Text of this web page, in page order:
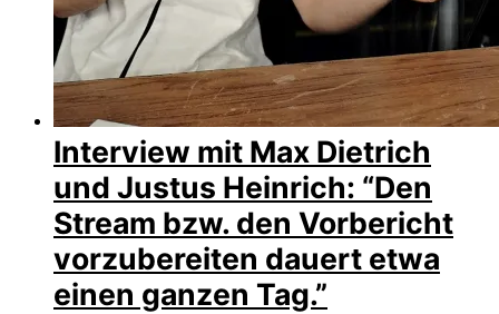
Interview mit Max Dietrich
und Justus Heinrich: “Den
Stream bzw. den Vorbericht
vorzubereiten dauert etwa
einen ganzen Tag.”